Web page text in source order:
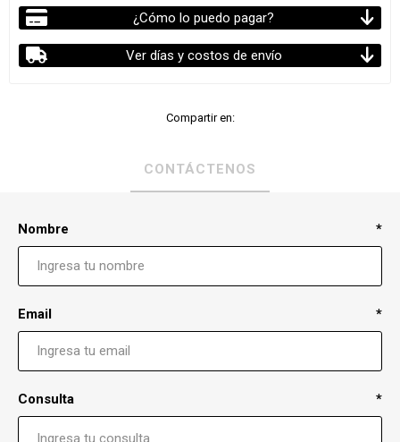
¿Cómo lo puedo pagar?
Ver días y costos de envío
Compartir en:
CONTÁCTENOS
Nombre *
Email *
Consulta *